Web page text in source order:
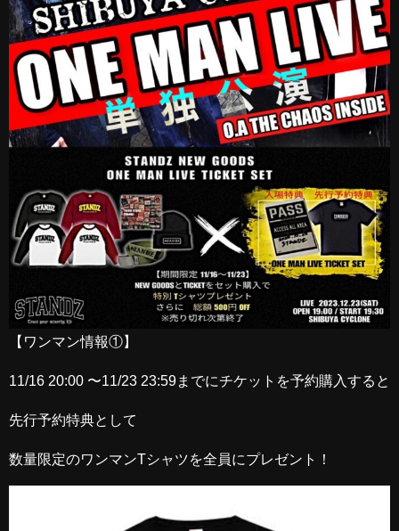
【ワンマン情報①】
11/16 20:00 〜11/23 23:59までにチケットを予約購入すると
先行予約特典として
数量限定のワンマンTシャツを全員にプレゼント！